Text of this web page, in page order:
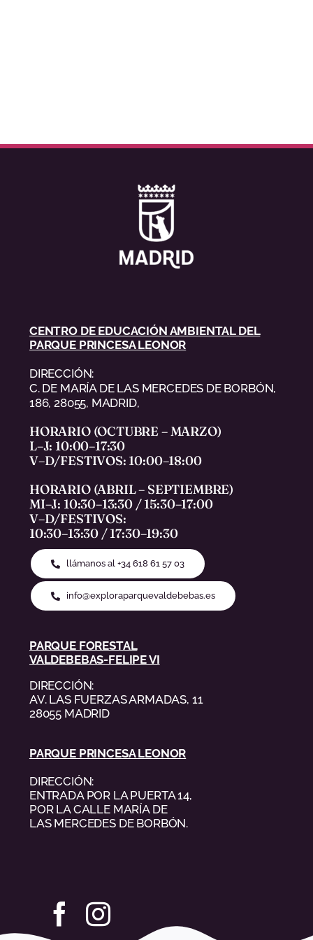
CENTRO DE EDUCACIÓN AMBIENTAL DEL
PARQUE PRINCESA LEONOR
DIRECCIÓN:
C. DE MARÍA DE LAS MERCEDES DE BORBÓN,
186, 28055, MADRID,
HORARIO (OCTUBRE – MARZO)
L–J: 10:00–17:30
V–D/FESTIVOS: 10:00–18:00
HORARIO (ABRIL – SEPTIEMBRE)
MI–J: 10:30–13:30 / 15:30–17:00
V–D/FESTIVOS:
10:30–13:30 / 17:30–19:30
llámanos al +34 618 61 57 03
info@exploraparquevaldebebas.es
PARQUE FORESTAL
VALDEBEBAS-FELIPE VI
DIRECCIÓN:
AV. LAS FUERZAS ARMADAS, 11
28055 MADRID
PARQUE PRINCESA LEONOR
DIRECCIÓN:
ENTRADA POR LA PUERTA 14,
POR LA CALLE MARÍA DE
LAS MERCEDES DE BORBÓN.